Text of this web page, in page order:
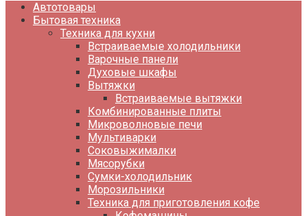
Автотовары
Бытовая техника
Техника для кухни
Встраиваемые холодильники
Варочные панели
Духовые шкафы
Вытяжки
Встраиваемые вытяжки
Комбинированные плиты
Микроволновые печи
Мультиварки
Соковыжималки
Мясорубки
Сумки-холодильник
Морозильники
Техника для приготовления кофе